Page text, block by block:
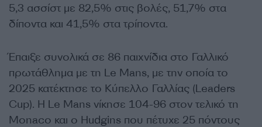
5,3 ασσίστ με 82,5% στις βολές, 51,7% στα
δίποντα και 41,5% στα τρίποντα.
Έπαιξε συνολικά σε 86 παιχνίδια στο Γαλλικό
πρωτάθλημα με τη Le Mans, με την οποία το
2025 κατέκτησε το Κύπελλο Γαλλίας (Leaders
Cup). H Le Mans νίκησε 104-96 στον τελικό τη
Μonaco και ο Hudgins που πέτυχε 25 πόντους